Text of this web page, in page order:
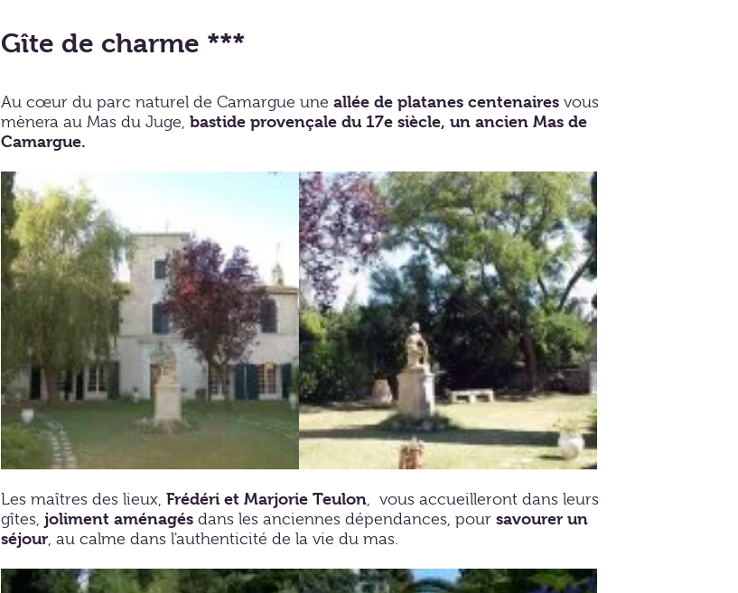
Gîte de charme ***
Au cœur du parc naturel de Camargue une allée de platanes centenaires vous
mènera au Mas du Juge, bastide provençale du 17e siècle, un ancien Mas de
Camargue.
Les maîtres des lieux, Frédéri et Marjorie Teulon, vous accueilleront dans leurs
gîtes, joliment aménagés dans les anciennes dépendances, pour savourer un
séjour, au calme dans l'authenticité de la vie du mas.